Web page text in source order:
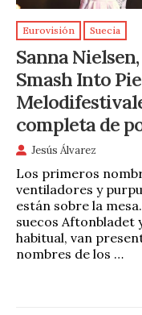
Eurovisión Suecia
Sanna
Smash Into
completa de
Jesús Álvarez
Los primeros
ventiladores y
están sobre la
suecos Aftonbladet
habitual, van
nombres de los …